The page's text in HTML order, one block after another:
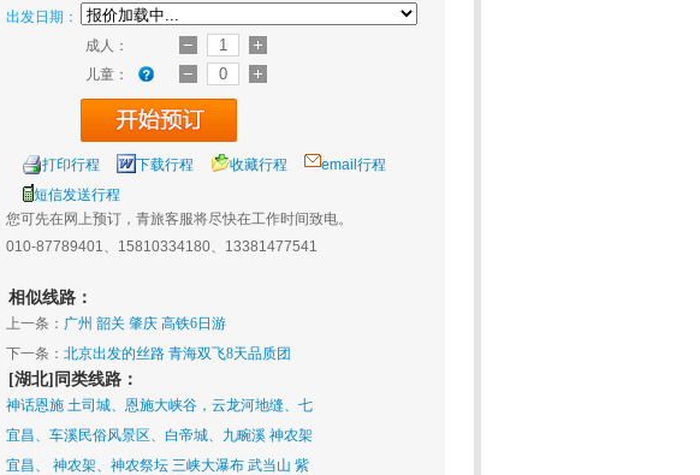
出发日期：
成人：
儿童：
打印行程 下载行程 收藏行程
email行程
短信发送行程
您可先在网上预订，青旅客服将尽快在工作时间致电。
010-87789401、15810334180、13381477541
相似线路：
上一条： 广州 韶关 肇庆 高铁6日游
下一条： 北京出发的丝路 青海双飞8天品质团
[湖北]同类线路：
神话恩施 土司城、恩施大峡谷，云龙河地缝、七
宜昌、车溪民俗风景区、白帝城、九畹溪 神农架
宜昌、 神农架、神农祭坛 三峡大瀑布 武当山 紫